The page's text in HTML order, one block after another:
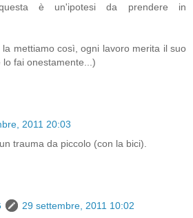
è un'ipotesi da prendere in
la mettiamo così, ogni lavoro merita il suo
fai onestamente...)
2011 20:03
trauma da piccolo (con la bici).
29 settembre, 2011 10:02